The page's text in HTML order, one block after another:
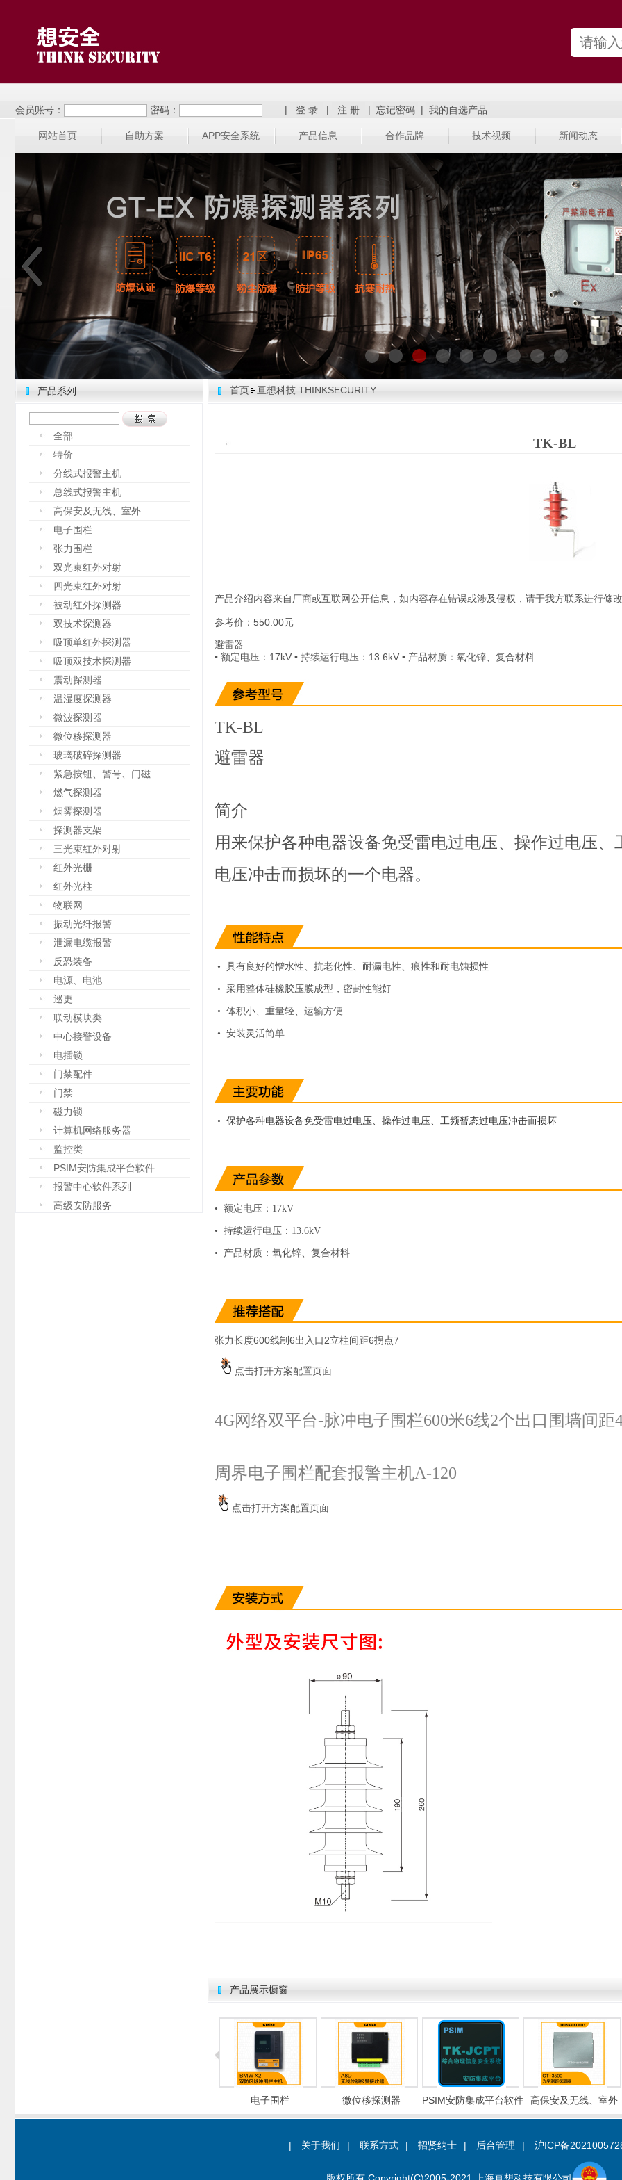
会员账号： 密码： | | | |
网站首页 自助方案 APP安全系统 产品信息 合作品牌 技术视频 新闻动态
产品系列
全部
特价
分线式报警主机
总线式报警主机
高保安及无线、室外
电子围栏
张力围栏
双光束红外对射
四光束红外对射
被动红外探测器
双技术探测器
吸顶单红外探测器
吸顶双技术探测器
震动探测器
温湿度探测器
微波探测器
微位移探测器
玻璃破碎探测器
紧急按钮、警号、门磁
燃气探测器
烟雾探测器
探测器支架
三光束红外对射
红外光栅
红外光柱
物联网
振动光纤报警
泄漏电缆报警
反恐装备
电源、电池
巡更
联动模块类
中心接警设备
电插锁
门禁配件
门禁
磁力锁
计算机网络服务器
监控类
PSIM安防集成平台软件
报警中心软件系列
高级安防服务
首页 亘想科技 THINKSECURITY
TK-BL
产品介绍内容来自厂商或互联网公开信息，如内容存在错误或涉及侵权，请于我方联系进行修改
参考价：550.00元
避雷器
• 额定电压：17kV • 持续运行电压：13.6kV • 产品材质：氧化锌、复合材料
TK-BL
避雷器
简介
用来保护各种电器设备免受雷电过电压、操作过电压、
电压冲击而损坏的一个电器。
• 具有良好的憎水性、抗老化性、耐漏电性、痕性和耐电蚀损性
• 采用整体硅橡胶压膜成型，密封性能好
• 体积小、重量轻、运输方便
• 安装灵活简单
• 保护各种电器设备免受雷电过电压、操作过电压、工频暂态过电压冲击而损坏
• 额定电压：17kV
• 持续运行电压：13.6kV
• 产品材质：氧化锌、复合材料
张力长度600线制6出入口2立柱间距6拐点7
点击打开方案配置页面
4G网络双平台-脉冲电子围栏600米6线2个出口围墙间距
周界电子围栏配套报警主机A-120
点击打开方案配置页面
产品展示橱窗
电子围栏 微位移探测器 PSIM安防集成平台软件 高保安及无线、室外
| 关于我们 | 联系方式 | 招贤纳士 | 后台管理 | 沪ICP备
版权所有 Copyright(C)2005-2021 上海亘想科技有限公司